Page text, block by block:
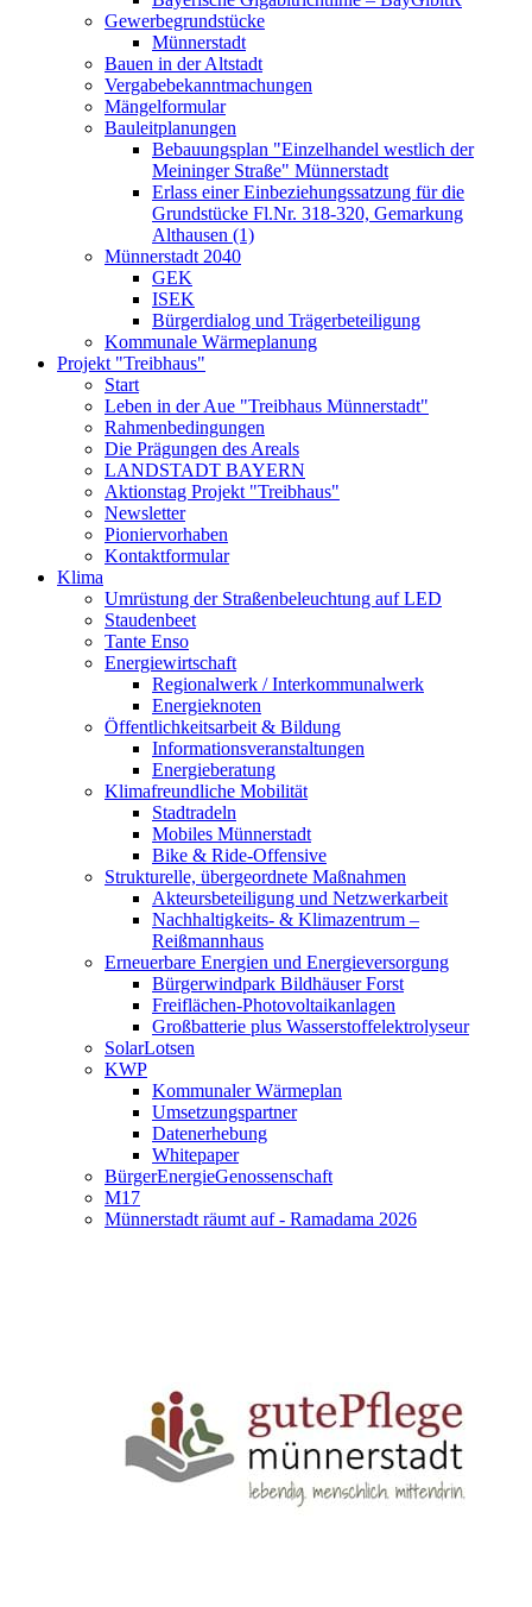
Gewerbegrundstücke
Münnerstadt
Bauen in der Altstadt
Vergabebekanntmachungen
Mängelformular
Bauleitplanungen
Bebauungsplan "Einzelhandel westlich der
Meininger Straße" Münnerstadt
Erlass einer Einbeziehungssatzung für die
Grundstücke Fl.Nr. 318-320, Gemarkung
Althausen (1)
Münnerstadt 2040
GEK
ISEK
Bürgerdialog und Trägerbeteiligung
Kommunale Wärmeplanung
Projekt "Treibhaus"
Start
Leben in der Aue "Treibhaus Münnerstadt"
Rahmenbedingungen
Die Prägungen des Areals
LANDSTADT BAYERN
Aktionstag Projekt "Treibhaus"
Newsletter
Pioniervorhaben
Kontaktformular
Klima
Umrüstung der Straßenbeleuchtung auf LED
Staudenbeet
Tante Enso
Energiewirtschaft
Regionalwerk / Interkommunalwerk
Energieknoten
Öffentlichkeitsarbeit & Bildung
Informationsveranstaltungen
Energieberatung
Klimafreundliche Mobilität
Stadtradeln
Mobiles Münnerstadt
Bike & Ride-Offensive
Strukturelle, übergeordnete Maßnahmen
Akteursbeteiligung und Netzwerkarbeit
Nachhaltigkeits- & Klimazentrum –
Reißmannhaus
Erneuerbare Energien und Energieversorgung
Bürgerwindpark Bildhäuser Forst
Freiflächen-Photovoltaikanlagen
Großbatterie plus Wasserstoffelektrolyseur
SolarLotsen
KWP
Kommunaler Wärmeplan
Umsetzungspartner
Datenerhebung
Whitepaper
BürgerEnergieGenossenschaft
M17
Münnerstadt räumt auf - Ramadama 2026